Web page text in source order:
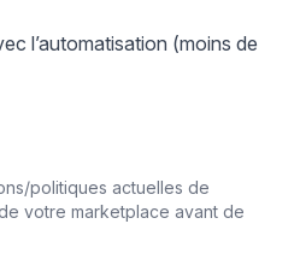
l’automatisation (moins de
politiques actuelles de
votre marketplace avant de